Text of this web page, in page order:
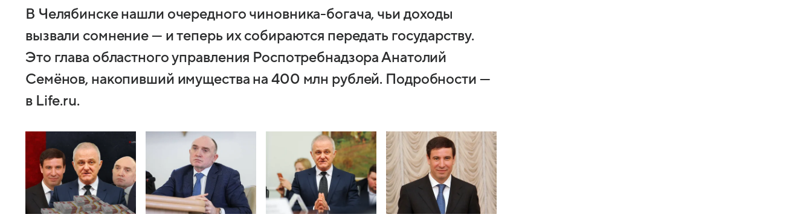
В Челябинске нашли очередного чиновника-богача, чьи доходы
вызвали сомнение — и теперь их собираются передать государству.
Это глава областного управления Роспотребнадзора Анатолий
Семёнов, накопивший имущества на 400 млн рублей. Подробности —
в Life.ru.